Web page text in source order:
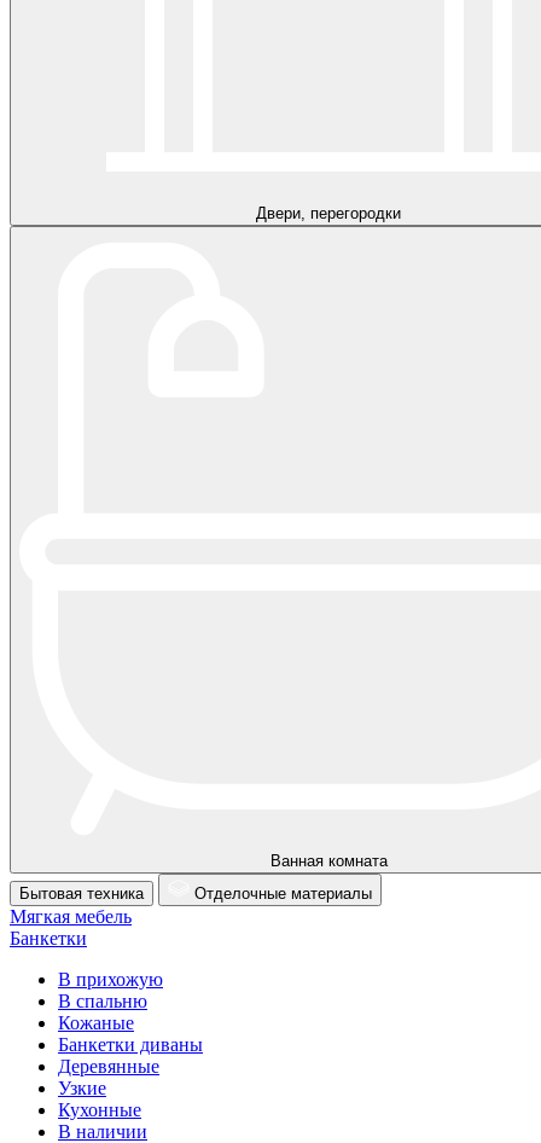
Двери, перегородки
Ванная комната
Бытовая техника
Отделочные материалы
Мягкая мебель
Банкетки
В прихожую
В спальню
Кожаные
Банкетки диваны
Деревянные
Узкие
Кухонные
В наличии